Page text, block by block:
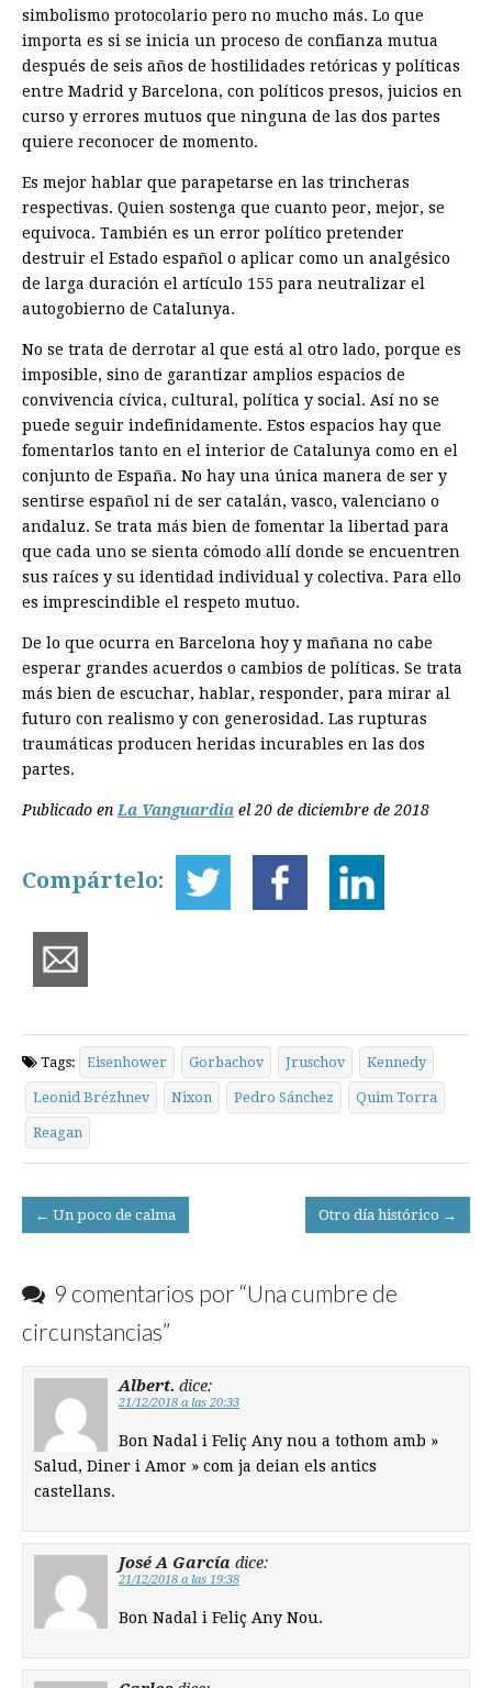
simbolismo protocolario pero no mucho más. Lo que
importa es si se inicia un proceso de confianza mutua
después de seis años de hostilidades retóricas y políticas
entre Madrid y Barcelona, con políticos presos, juicios en
curso y errores mutuos que ninguna de las dos partes
quiere reconocer de momento.
Es mejor hablar que parapetarse en las trincheras
respectivas. Quien sostenga que cuanto peor, mejor, se
equivoca. También es un error político pretender
destruir el Estado español o aplicar como un analgésico
de larga duración el artículo 155 para neutralizar el
autogobierno de Catalunya.
No se trata de derrotar al que está al otro lado, porque es
imposible, sino de garantizar amplios espacios de
convivencia cívica, cultural, política y social. Así no se
puede seguir indefinidamente. Estos espacios hay que
fomentarlos tanto en el interior de Catalunya como en el
conjunto de España. No hay una única manera de ser y
sentirse español ni de ser catalán, vasco, valenciano o
andaluz. Se trata más bien de fomentar la libertad para
que cada uno se sienta cómodo allí donde se encuentren
sus raíces y su identidad individual y colectiva. Para ello
es imprescindible el respeto mutuo.
De lo que ocurra en Barcelona hoy y mañana no cabe
esperar grandes acuerdos o cambios de políticas. Se trata
más bien de escuchar, hablar, responder, para mirar al
futuro con realismo y con generosidad. Las rupturas
traumáticas producen heridas incurables en las dos
partes.
Publicado en La Vanguardia el 20 de diciembre de 2018
Compártelo:
Tags: Eisenhower Gorbachov Jruschov Kennedy
Leonid Brézhnev Nixon Pedro Sánchez Quim Torra
Reagan
Post
navigation
← Un poco de calma Otro día histórico →
9 comentarios por “Una cumbre de
circunstancias”
Albert. dice:
21/12/2018 a las 20:33
Bon Nadal i Feliç Any nou a tothom amb »
Salud, Diner i Amor » com ja deian els antics
castellans.
José A García dice:
21/12/2018 a las 19:38
Bon Nadal i Feliç Any Nou.